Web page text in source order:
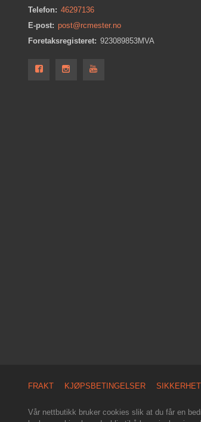
Telefon: 46297136
E-post: post@rcmester.no
Foretaksregisteret: 923089853MVA
FRAKT KJØPSBETINGELSER
Vår nettbutikk bruker cookies slik at du får en